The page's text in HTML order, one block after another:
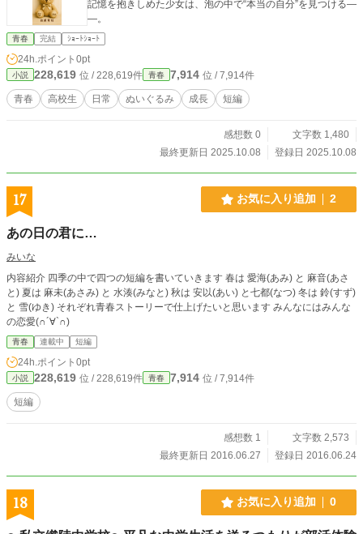
記憶を抱きしめた少女は、泡の中で“本当の自分”を見つける―
―。
青春 完結 ｼｮｰﾄｼｮｰﾄ
24h.ポイント 0pt
小説 228,619 位 / 228,619件 青春 7,914 位 / 7,914件
青春 高校生 日常 ぬいぐるみ 成長 短編
感想数 0
文字数 1,480
最終更新日 2025.10.08
登録日 2025.10.08
17 お気に入り追加 2
あの日の君に…
みいな
内容紹介 四季の中で四つの短編を書いていきます 春は 愛海(あみ) と 麻音(あさ
と) 夏は 麻未(あさみ) と 水湊(みなと) 秋は 安以(あい) と七都(なつ) 冬は 鈴(すず)
と 雪(ゆき) それぞれ青春ストーリーで仕上げたいと思います みんなにはみんな
の恋愛(∩´∀`∩)
青春 連載中 短編
24h.ポイント 0pt
小説 228,619 位 / 228,619件 青春 7,914 位 / 7,914件
短編
感想数 1
文字数 2,573
最終更新日 2016.06.27
登録日 2016.06.24
18 お気に入り追加 0